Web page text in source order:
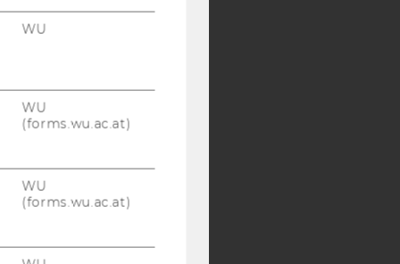
AMBA
WU
WU
(forms.wu.ac.at)
WU
(forms.wu.ac.at)